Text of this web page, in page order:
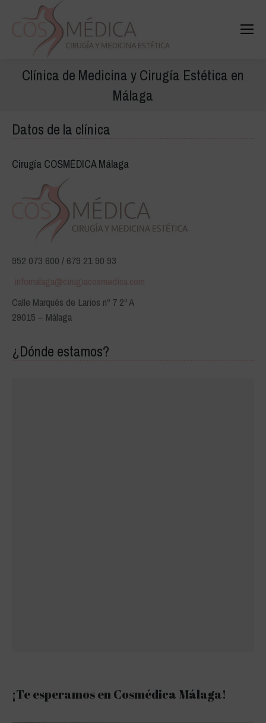
Clínica de Medicina y Cirugía Estética en
Málaga
Datos de la clínica
Cirugía COSMÉDICA Málaga
952 073 600 / 679 21 90 93
Calle Marqués de Larios nº 7 2º A
29015 – Málaga
¿Dónde estamos?
¡Te esperamos en Cosmédica Málaga!